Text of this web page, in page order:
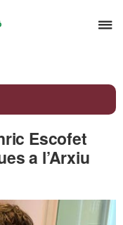
el
Universitat
Escofet
a l’Arxiu